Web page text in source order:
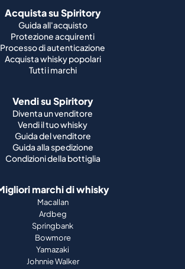
Acquista su Spiritory
Guida all'acquisto
Protezione acquirenti
Processo di autenticazione
Acquista whisky popolari
Tutti i marchi
Vendi su Spiritory
Diventa un venditore
Vendi il tuo whisky
Guida del venditore
Guida alla spedizione
Condizioni della bottiglia
marchi di whisky
Macallan
Ardbeg
Springbank
Bowmore
Yamazaki
Johnnie Walker